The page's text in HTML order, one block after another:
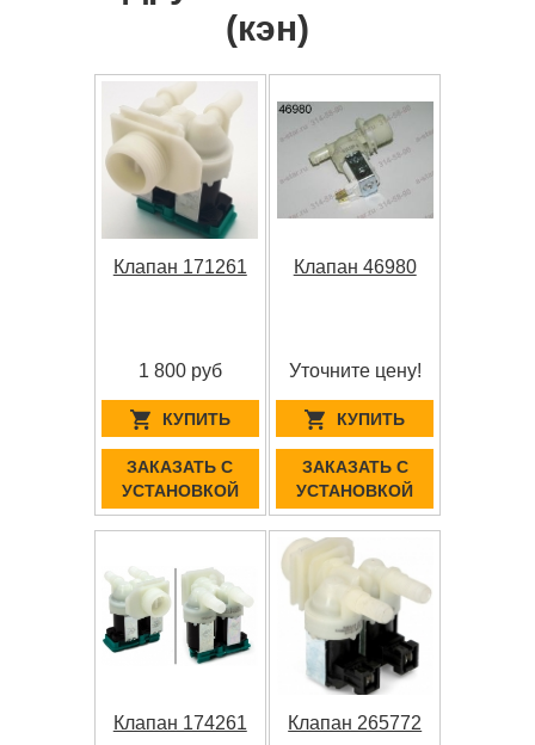
(кэн)
Клапан 171261
1 800 руб
КУПИТЬ
ЗАКАЗАТЬ С
УСТАНОВКОЙ
Клапан 46980
Уточните цену!
КУПИТЬ
ЗАКАЗАТЬ С
УСТАНОВКОЙ
Клапан 174261 Клапан 265772